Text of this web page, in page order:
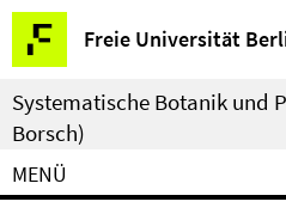
Springe
direkt
zu
Inhalt
Freie Universität
Service-
Navigation
Systematische Botanik und
Borsch)
MENÜ